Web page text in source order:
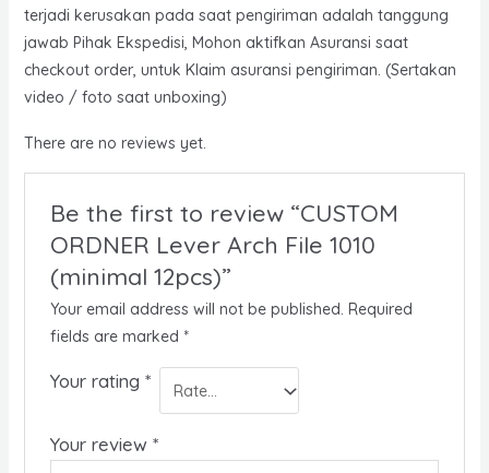
terjadi kerusakan pada saat pengiriman adalah tanggung
jawab Pihak Ekspedisi, Mohon aktifkan Asuransi saat
checkout order, untuk Klaim asuransi pengiriman. (Sertakan
video / foto saat unboxing)
There are no reviews yet.
Be the first to review “CUSTOM
ORDNER Lever Arch File 1010
(minimal 12pcs)”
Your email address will not be published. Required
fields are marked *
Your rating *
Your review *